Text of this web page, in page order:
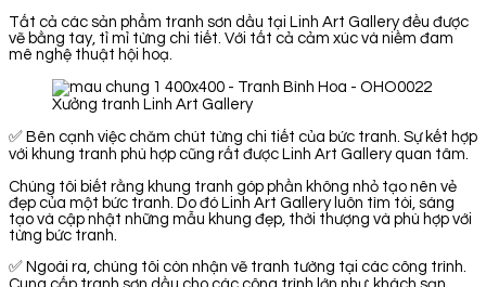
Tất cả các sản phẩm tranh sơn dầu tại Linh Art Gallery đều được
vẽ bằng tay, tỉ mỉ từng chi tiết. Với tất cả cảm xúc và niềm đam
mê nghệ thuật hội hoạ.
Xưởng tranh Linh Art Gallery
✅ Bên cạnh việc chăm chút từng chi tiết của bức tranh. Sự kết hợp
với khung tranh phù hợp cũng rất được Linh Art Gallery quan tâm.
Chúng tôi biết rằng khung tranh góp phần không nhỏ tạo nên vẻ
đẹp của một bức tranh. Do đó Linh Art Gallery luôn tìm tòi, sáng
tạo và cập nhật những mẫu khung đẹp, thời thượng và phù hợp với
từng bức tranh.
✅ Ngoài ra, chúng tôi còn nhận vẽ tranh tường tại các công trình.